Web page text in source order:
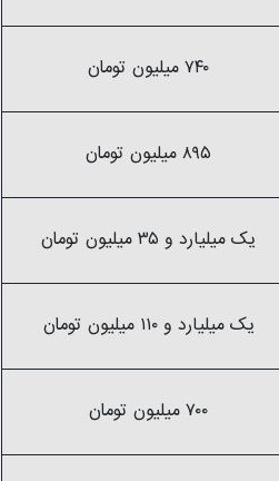
۷۴۰ میلیون تومان
۸۹۵ میلیون تومان
یک میلیارد و ۳۵ میلیون تومان
یک میلیارد و ۱۱۰ میلیون تومان
۷۰۰ میلیون تومان